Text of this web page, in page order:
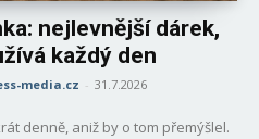
nejlevnější dárek,
každý den
media.cz - 31.7.2026
denně, aniž by o tom přemýšlel.